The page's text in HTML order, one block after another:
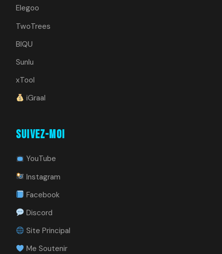
Elegoo
TwoTrees
BIQU
Sunlu
xTool
iGraal
Suivez-moi
YouTube
Instagram
Facebook
Discord
Site Principal
Me Soutenir